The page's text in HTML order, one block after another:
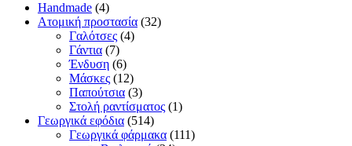
Handmade (4)
Ατομική προστασία (32)
Γαλότσες (4)
Γάντια (7)
Ένδυση (6)
Μάσκες (12)
Παπούτσια (3)
Στολή ραντίσματος (1)
Γεωργικά εφόδια (514)
Γεωργικά φάρμακα (111)